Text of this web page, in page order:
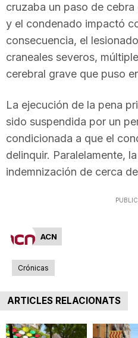
r
g
a
cruzaba un paso de
y el condenado impactó
consecuencia, el
craneales severos,
cerebral grave que puso
La ejecución de la pena
sido suspendida por un
condicionada a que el
delinquir. Paralelamente,
indemnización de cerca
ACN
Crónicas
ARTICLES RELACIONATS